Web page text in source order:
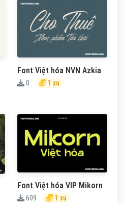
Font Việt hóa NVN Azkia
0 1 xu
Font Việt hóa VIP Mikorn
609 1 xu